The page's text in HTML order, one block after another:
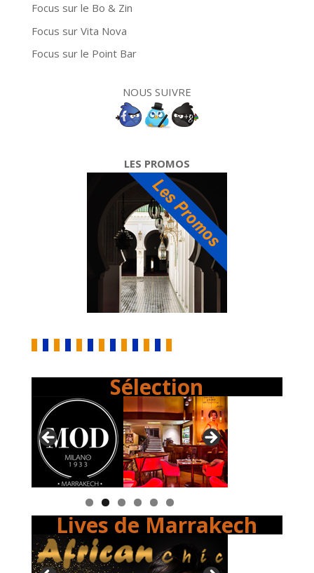
Focus sur le Bo & Zin
Focus sur Vita Nova
Focus sur le Point Bar
NOUS SUIVRE
LES PROMOS
Sélection
Lives de Marrakech